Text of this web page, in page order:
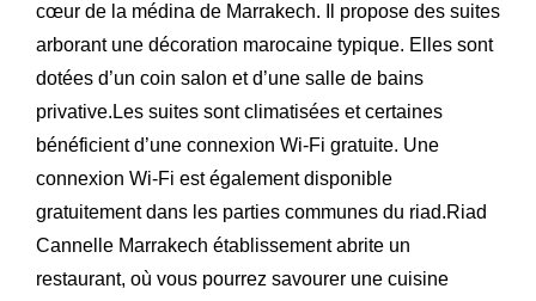
cœur de la médina de Marrakech. Il propose des suites
arborant une décoration marocaine typique. Elles sont
dotées d’un coin salon et d’une salle de bains
privative.Les suites sont climatisées et certaines
bénéficient d’une connexion Wi-Fi gratuite. Une
connexion Wi-Fi est également disponible
gratuitement dans les parties communes du riad.Riad
Cannelle Marrakech établissement abrite un
restaurant, où vous pourrez savourer une cuisine